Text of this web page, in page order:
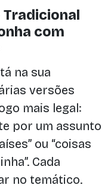
Tradicional
com
na sua
versões
mais legal:
por um assunto
ou “coisas
Cada
no temático.